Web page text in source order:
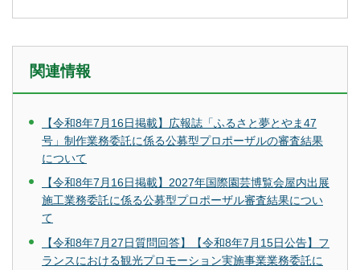
関連情報
【令和8年7月16日掲載】広報誌「ふるさと夢とやま47
号」制作業務委託に係る公募型プロポーザルの審査結果
について
【令和8年7月16日掲載】2027年国際園芸博覧会屋内出展
施工業務委託に係る公募型プロポーザル審査結果につい
て
【令和8年7月27日質問回答】【令和8年7月15日公告】フ
ランスにおける観光プロモーション実施事業業務委託に